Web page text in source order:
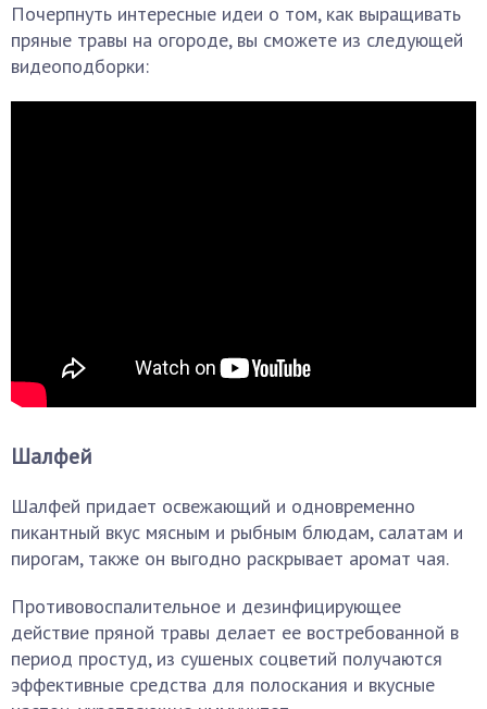
Почерпнуть интересные идеи о том, как выращивать
пряные травы на огороде, вы сможете из следующей
видеоподборки:
Шалфей
Шалфей придает освежающий и одновременно
пикантный вкус мясным и рыбным блюдам, салатам и
пирогам, также он выгодно раскрывает аромат чая.
Противовоспалительное и дезинфицирующее
действие пряной травы делает ее востребованной в
период простуд, из сушеных соцветий получаются
эффективные средства для полоскания и вкусные